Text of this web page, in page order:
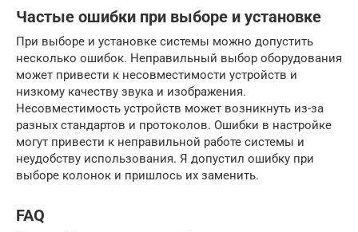
Частые ошибки при выборе и установке
При выборе и установке системы можно допустить
несколько ошибок. Неправильный выбор оборудования
может привести к несовместимости устройств и
низкому качеству звука и изображения.
Несовместимость устройств может возникнуть из-за
разных стандартов и протоколов. Ошибки в настройке
могут привести к неправильной работе системы и
неудобству использования. Я допустил ошибку при
выборе колонок и пришлось их заменить.
FAQ